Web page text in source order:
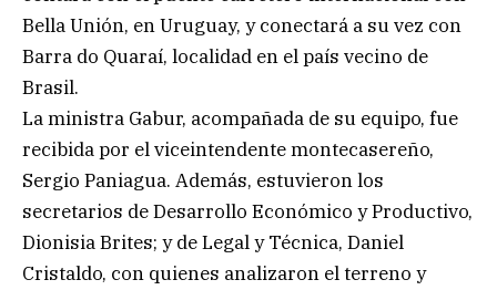
Bella Unión, en Uruguay, y conectará a su vez con
Barra do Quaraí, localidad en el país vecino de
Brasil.
La ministra Gabur, acompañada de su equipo, fue
recibida por el viceintendente montecasereño,
Sergio Paniagua. Además, estuvieron los
secretarios de Desarrollo Económico y Productivo,
Dionisia Brites; y de Legal y Técnica, Daniel
Cristaldo, con quienes analizaron el terreno y